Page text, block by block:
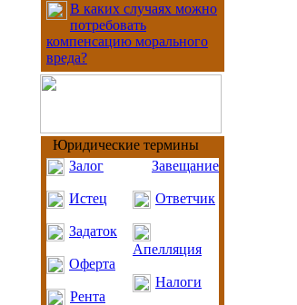
В каких случаях можно
потребовать
компенсацию морального
вреда?
Юридические термины
Залог
Истец
Задаток
Оферта
Рента
Завещание
Ответчик
Апелляция
Налоги